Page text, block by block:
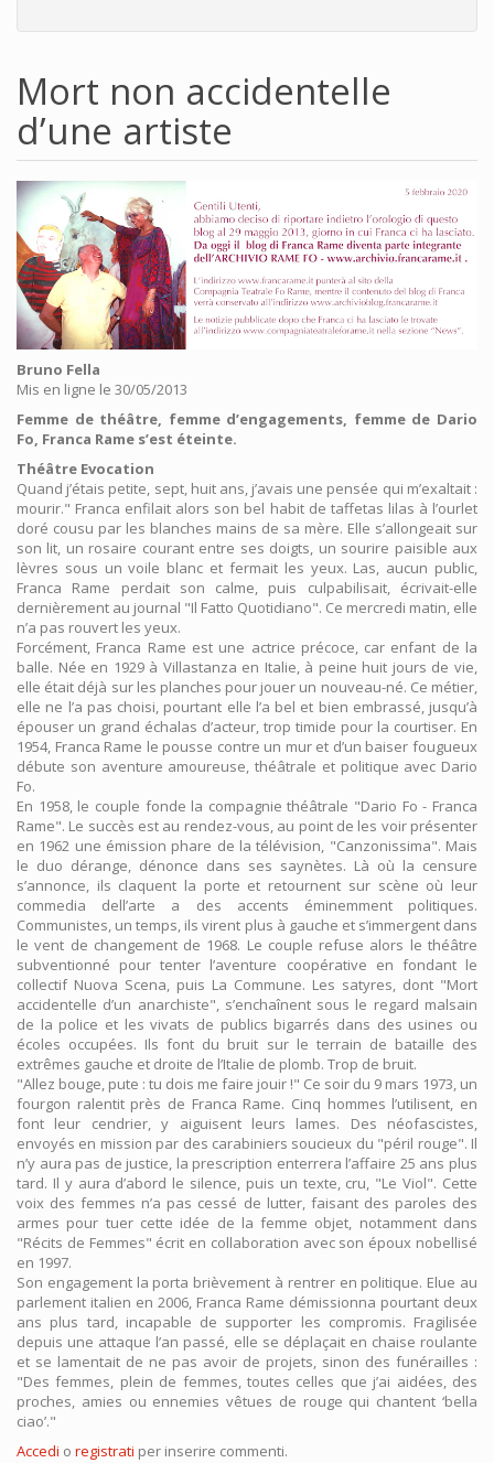
Mort non accidentelle
d’une artiste
Bruno Fella
Mis en ligne le 30/05/2013
Femme de théâtre, femme d’engagements, femme de Dario
Fo, Franca Rame s’est éteinte.
Théâtre Evocation
Quand j’étais petite, sept, huit ans, j’avais une pensée qui m’exaltait :
mourir." Franca enfilait alors son bel habit de taffetas lilas à l’ourlet
doré cousu par les blanches mains de sa mère. Elle s’allongeait sur
son lit, un rosaire courant entre ses doigts, un sourire paisible aux
lèvres sous un voile blanc et fermait les yeux. Las, aucun public,
Franca Rame perdait son calme, puis culpabilisait, écrivait-elle
dernièrement au journal "Il Fatto Quotidiano". Ce mercredi matin, elle
n’a pas rouvert les yeux.
Forcément, Franca Rame est une actrice précoce, car enfant de la
balle. Née en 1929 à Villastanza en Italie, à peine huit jours de vie,
elle était déjà sur les planches pour jouer un nouveau-né. Ce métier,
elle ne l’a pas choisi, pourtant elle l’a bel et bien embrassé, jusqu’à
épouser un grand échalas d’acteur, trop timide pour la courtiser. En
1954, Franca Rame le pousse contre un mur et d’un baiser fougueux
débute son aventure amoureuse, théâtrale et politique avec Dario
Fo.
En 1958, le couple fonde la compagnie théâtrale "Dario Fo - Franca
Rame". Le succès est au rendez-vous, au point de les voir présenter
en 1962 une émission phare de la télévision, "Canzonissima". Mais
le duo dérange, dénonce dans ses saynètes. Là où la censure
s’annonce, ils claquent la porte et retournent sur scène où leur
commedia dell’arte a des accents éminemment politiques.
Communistes, un temps, ils virent plus à gauche et s’immergent dans
le vent de changement de 1968. Le couple refuse alors le théâtre
subventionné pour tenter l’aventure coopérative en fondant le
collectif Nuova Scena, puis La Commune. Les satyres, dont "Mort
accidentelle d’un anarchiste", s’enchaînent sous le regard malsain
de la police et les vivats de publics bigarrés dans des usines ou
écoles occupées. Ils font du bruit sur le terrain de bataille des
extrêmes gauche et droite de l’Italie de plomb. Trop de bruit.
"Allez bouge, pute : tu dois me faire jouir !" Ce soir du 9 mars 1973, un
fourgon ralentit près de Franca Rame. Cinq hommes l’utilisent, en
font leur cendrier, y aiguisent leurs lames. Des néofascistes,
envoyés en mission par des carabiniers soucieux du "péril rouge". Il
n’y aura pas de justice, la prescription enterrera l’affaire 25 ans plus
tard. Il y aura d’abord le silence, puis un texte, cru, "Le Viol". Cette
voix des femmes n’a pas cessé de lutter, faisant des paroles des
armes pour tuer cette idée de la femme objet, notamment dans
"Récits de Femmes" écrit en collaboration avec son époux nobellisé
en 1997.
Son engagement la porta brièvement à rentrer en politique. Elue au
parlement italien en 2006, Franca Rame démissionna pourtant deux
ans plus tard, incapable de supporter les compromis. Fragilisée
depuis une attaque l’an passé, elle se déplaçait en chaise roulante
et se lamentait de ne pas avoir de projets, sinon des funérailles :
"Des femmes, plein de femmes, toutes celles que j’ai aidées, des
proches, amies ou ennemies vêtues de rouge qui chantent ‘bella
ciao’."
Accedi o registrati per inserire commenti.